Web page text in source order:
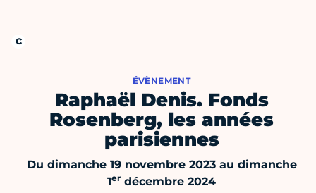
ÉVÈNEMENT
Raphaël Denis. Fonds
Rosenberg, les années
parisiennes
Du dimanche 19 novembre 2023 au dimanche
1er décembre 2024